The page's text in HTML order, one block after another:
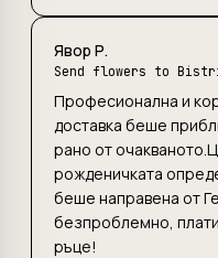
Явор Р.
Send flowers to
Професионална и
доставка беше
рано от
рожденичката
беше направена от
безпроблемно,
ръце!